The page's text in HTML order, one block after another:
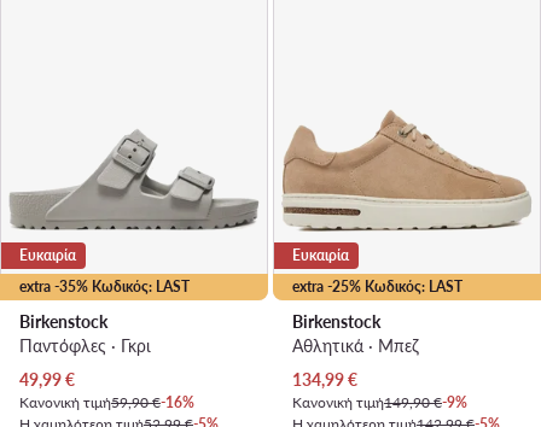
extra -35% Κωδικός: LAST
Ευκαιρία
Birkenstock
Παντόφλες · Γκρι
Τρέχουσα τιμή
49,99€
Κανονική τιμή59,90 €-16%
extra -25% Κωδικός: LAST
Ευκαιρία
Birkenstock
Αθλητικά · Μπεζ
Τρέχουσα τιμή
134,99€
Κανονική τιμή149,90 €-9%